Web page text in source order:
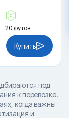
20 футов
Купить
под
к перевозке.
когда важны
и